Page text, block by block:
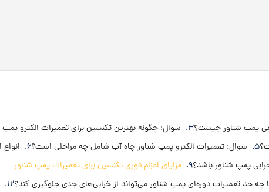
پمپ شناور چیست؟
سوال: چگونه بهترین تکنسین برای تعمیرات الکترو
سوال: تعمیرات الکترو پمپ شناور چاه آب شامل چه مراحلی است؟
پمپ شناور باشد؟
مزایای اعزام فوری تکنسین برای تعمیرات پمپ شناور
چه حد تعمیرات دوره‌ای پمپ شناور می‌تواند از خرابی‌های جدی جلوگیری کند؟